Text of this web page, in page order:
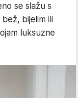
se slažu s
bijelim ili
luksuzne